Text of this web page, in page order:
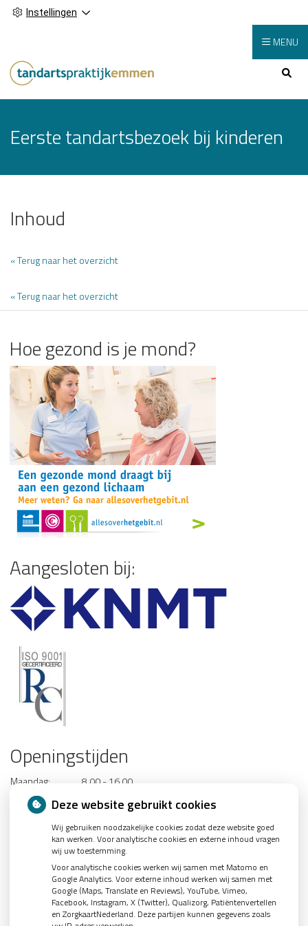
Instellingen
Hoofdmenu
MENU
Eerste tandartsbezoek bij kinderen
Inhoud
« Terug naar het overzicht
« Terug naar het overzicht
Hoe gezond is je mond?
Aangesloten bij:
Openingstijden
Maandag:
8.00 - 16.00
Dinsdag:
Woensdag:
8.00 - 16.00
Donderdag:
8.00 - 16.00
8.00 - 16.00
Voor dringende spoedgevallen kunt u contact opnemen met de
spoeddienst op telefoonnummer: 0900-1515
Deze website gebruikt cookies
Wij gebruiken noodzakelijke cookies zodat deze website goed
kan werken. Voor analytische cookies en externe inhoud vragen
wij uw toestemming.
Voor analytische cookies werken wij samen met Matomo en
Google Analytics. Voor externe inhoud werken wij samen met
Google (Maps, Translate en Reviews), YouTube, Vimeo,
Facebook, Instagram, X (Twitter), Qualizorg, Patiëntenvertellen
en ZorgkaartNederland. Deze partijen kunnen gegevens zoals